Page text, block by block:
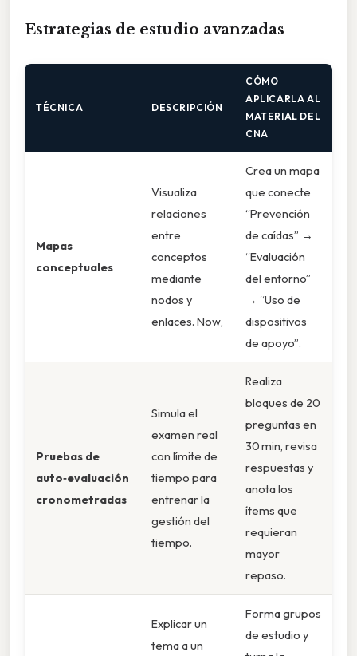
Estrategias de estudio avanzadas
TÉCNICA DESCRIPCIÓN
CÓMO
APLICARLA AL
MATERIAL DEL
CNA
Mapas
conceptuales
Visualiza
relaciones
entre
conceptos
mediante
nodos y
enlaces. Now,
Crea un mapa
que conecte
“Prevención
de caídas” →
“Evaluación
del entorno”
→ “Uso de
dispositivos
de apoyo”.
Pruebas de
auto‑evaluación
cronometradas
Simula el
examen real
con límite de
tiempo para
entrenar la
gestión del
tiempo.
Realiza
bloques de 20
preguntas en
30 min, revisa
respuestas y
anota los
ítems que
requieran
mayor
repaso.
Explicar un
tema a un
Forma grupos
de estudio y